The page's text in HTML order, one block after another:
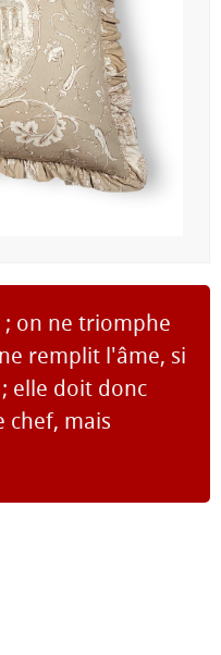
; on ne triomphe
remplit l'âme, si
elle doit donc
chef, mais